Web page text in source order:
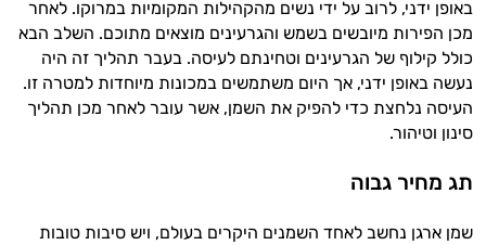
באופן ידני, לרוב על ידי נשים מהקהילות המקומיות במרוקו. לאחר
מכן הפירות מיובשים בשמש והגרעינים מוצאים מתוכם. השלב הבא
כולל קילוף של הגרעינים וטחינתם לעיסה. בעבר תהליך זה היה
נעשה באופן ידני, אך היום משתמשים במכונות מיוחדות למטרה זו.
העיסה נלחצת כדי להפיק את השמן, אשר עובר לאחר מכן תהליך
סינון וטיהור.
תג מחיר גבוה
שמן ארגן נחשב לאחד השמנים היקרים בעולם, ויש סיבות טובות
התזונה ומוצרי הבריאות המדויקים למטרות
ולמצב הגופני שלך, ולהסביר לך אילו רכיבים
עובדים יחד כדי למקסם תוצאות גם בחיי היום
יום וגם בתחום הכושר והספורט.
המטרה שלי היא להתאים עבורך המלצות